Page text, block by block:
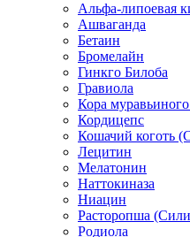
Альфа-липоевая
Ашваганда
Бетаин
Бромелайн
Гинкго Билоба
Гравиола
Кора
Кордицепс
Кошачий коготь
Лецитин
Мелатонин
Наттокиназа
Ниацин
Расторопша
Родиола